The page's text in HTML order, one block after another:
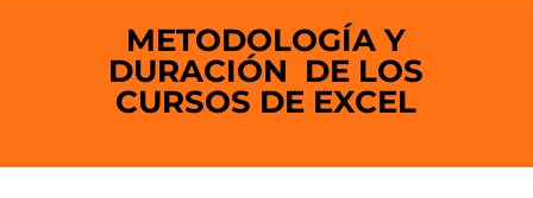
METODOLOGÍA Y
DURACIÓN DE LOS
CURSOS DE EXCEL